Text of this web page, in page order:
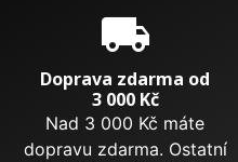
local_shipping
Doprava zdarma od
3 000 Kč
Nad 3 000 Kč máte
dopravu zdarma. Ostatní